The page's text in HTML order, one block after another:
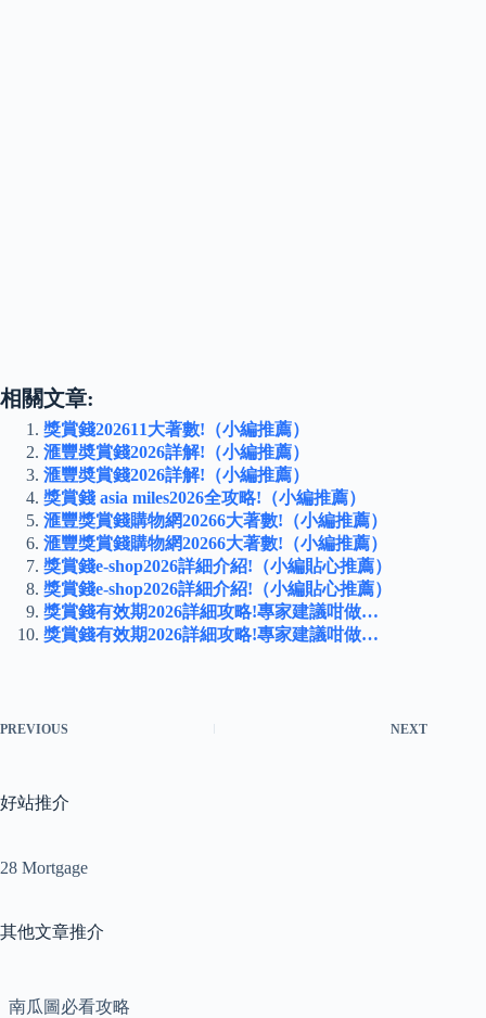
相關文章:
獎賞錢202611大著數!（小編推薦）
滙豐奬賞錢2026詳解!（小編推薦）
滙豐奬賞錢2026詳解!（小編推薦）
獎賞錢 asia miles2026全攻略!（小編推薦）
滙豐獎賞錢購物網20266大著數!（小編推薦）
滙豐獎賞錢購物網20266大著數!（小編推薦）
獎賞錢e-shop2026詳細介紹!（小編貼心推薦）
獎賞錢e-shop2026詳細介紹!（小編貼心推薦）
獎賞錢有效期2026詳細攻略!專家建議咁做…
獎賞錢有效期2026詳細攻略!專家建議咁做…
PREVIOUS NEXT
好站推介
28 Mortgage
其他文章推介
南瓜圖必看攻略